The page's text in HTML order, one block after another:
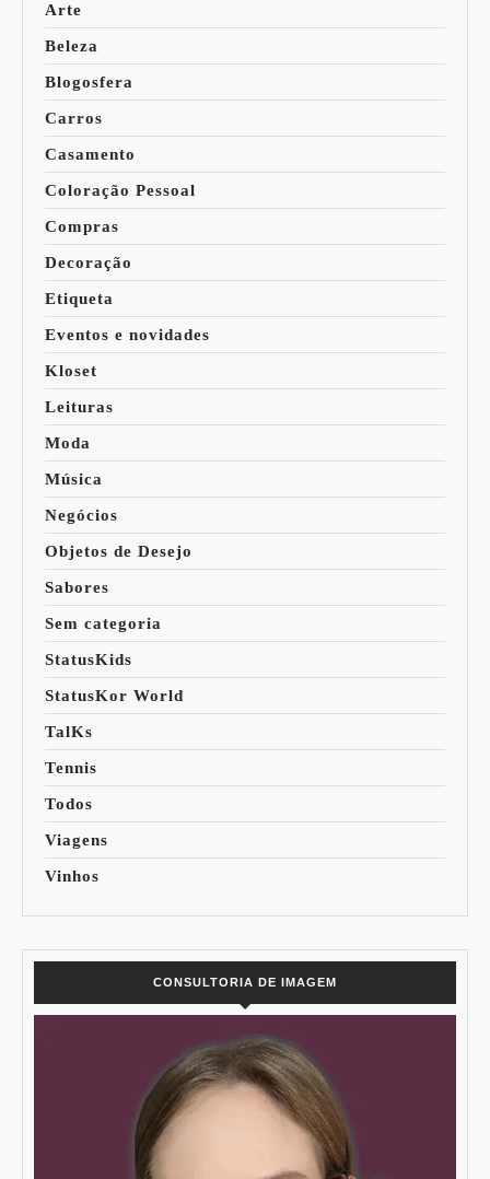
Arte
Beleza
Blogosfera
Carros
Casamento
Coloração Pessoal
Compras
Decoração
Etiqueta
Eventos e novidades
Kloset
Leituras
Moda
Música
Negócios
Objetos de Desejo
Sabores
Sem categoria
StatusKids
StatusKor World
TalKs
Tennis
Todos
Viagens
Vinhos
CONSULTORIA DE IMAGEM